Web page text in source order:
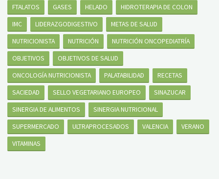
FTALATOS
GASES HELADO
HIDROTERAPIA DE COLON
IMC
LIDERAZGODIGESTIVO
METAS DE SALUD
NUTRICIONISTA
NUTRICIÓN
NUTRICIÓN ONCOPEDIATRÍA
OBJETIVOS
OBJETIVOS DE SALUD
ONCOLOGÍA NUTRICIONISTA
PALATABILIDAD
RECETAS
SACIEDAD
SELLO VEGETARIANO EUROPEO
SINAZUCAR
SINERGIA DE ALIMENTOS
SINERGIA NUTRICIONAL
SUPERMERCADO
ULTRAPROCESADOS VALENCIA
VERANO
VITAMINAS